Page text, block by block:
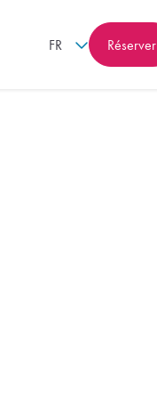
FR Réserver